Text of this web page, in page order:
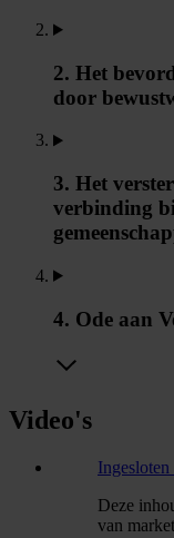
2. Het
door
3. Het
verbinding
4. Ode aan
Video's
Deze
van